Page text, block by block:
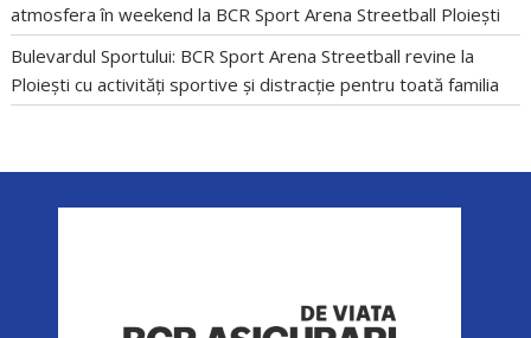
atmosfera în weekend la BCR Sport Arena Streetball Ploiești
Bulevardul Sportului: BCR Sport Arena Streetball revine la
Ploiești cu activități sportive și distracție pentru toată familia